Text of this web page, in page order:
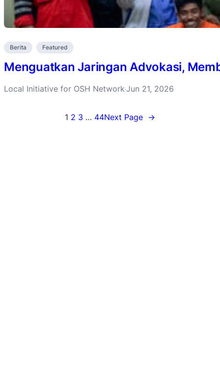
Berita Featured
Menguatkan Jaringan Advokasi,
Local Initiative for OSH Network·Jun 21, 2026
1 2 3 … 44Next Page →